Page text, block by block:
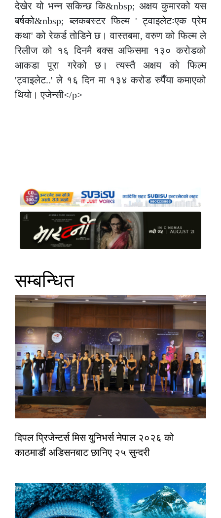
देखेर यो भन्न सकिन्छ कि&nbsp; अक्षय कुमारको यस
बर्षको&nbsp; ब्लकबस्टर फिल्म ' ट्वाइलेटःएक प्रेम
कथा' को रेकर्ड तोडिने छ। वास्तबमा, वरुण को फिल्म ले
रिलीज को १६ दिनमै बक्स अफिसमा १३० करोडको
आकडा पूरा गरेको छ। त्यस्तै अक्षय को फिल्म
'ट्वाइलेट..' ले १६ दिन मा १३४ करोड रुपैँया कमाएको
थियो। एजेन्सी</p>
सम्बन्धित
दिपल प्रिजेन्टर्स मिस युनिभर्स नेपाल २०२६ को
काठमाडौं अडिसनबाट छानिए २५ सुन्दरी